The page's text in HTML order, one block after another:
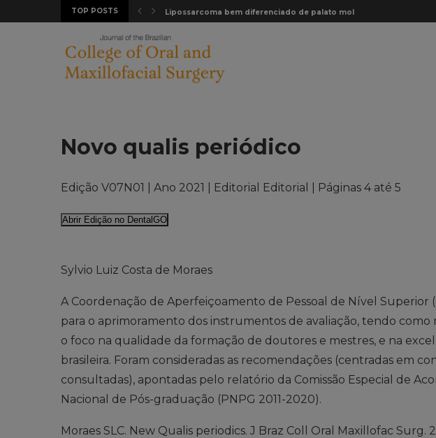
TOP POSTS Lipossarcoma bem diferenciado de palato mole:...
Novo qualis periódico
Edição V07N01 | Ano 2021 | Editorial Editorial | Páginas 4 até 5
Abrir Edição no DentalGO
Sylvio Luiz Costa de Moraes
A Coordenação de Aperfeiçoamento de Pessoal de Nível Superior
para o aprimoramento dos instrumentos de avaliação, tendo
o foco na qualidade da formação de doutores e mestres, e na
brasileira. Foram consideradas as recomendações (centradas em
consultadas), apontadas pelo relatório da Comissão Especial de
Nacional de Pós-graduação (PNPG 2011-2020).
Moraes SLC. New Qualis periodics. J Braz Coll Oral Maxillofac Surg.